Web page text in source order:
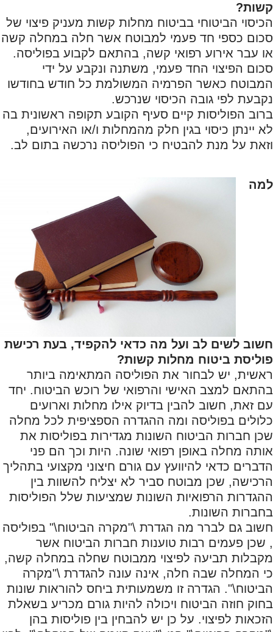
קשות?
הכיסוי הביטוחי בביטוח מחלות קשות מעניק פיצוי של
סכום כספי חד פעמי למבוטח אשר חלה במחלה קשה
או עבר אירוע רפואי קשה, בהתאם לקבוע בפוליסה.
סכום הפיצוי החד פעמי, משתנה ונקבע על ידי
המבוטח כאשר הפרמיה המשולמת כל חודש בחודשו
נקבעת לפי גובה הכיסוי שנרכש.
ברוב הפוליסות קיים סעיף הקובע תקופה ראשונית בה
לא יינתן כיסוי בגין חלק מהמחלות ו/או האירועים,
וזאת על מנת להבטיח כי הפוליסה נרכשה בתום לב.
למה
חשוב לשים לב ועל מה כדאי להקפיד, בעת רכישת
פוליסת ביטוח מחלות קשות?
ראשית, יש לבחור את הפוליסה המתאימה ביותר
בהתאם למצב האישי והרפואי של רוכש הביטוח. יחד
עם זאת, חשוב להבין בדיוק אילו מחלות וארועים
כלולים בפוליסה ומה ההגדרה הספציפית לכל מחלה
שכן חברות הביטוח השונות מגדירות בפוליסות את
אותה מחלה באופן רפואי שונה. היות וכך הם פני
הדברים כדאי להיוועץ עם גורם חיצוני מקצועי בתהליך
הרכישה, שכן מבוטח סביר לא יצליח להשוות בין
ההגדרות הרפואיות השונות שמציעות שלל הפוליסות
בחברות השונות.
חשוב גם לברר מה הגדרת \"מקרה הביטוח\" בפוליסה
, שכן פעמים רבות טוענות חברות הביטוח אשר
מקבלות תביעה לפיצוי ממבוטח שחלה במחלה קשה,
כי המחלה שבה חלה, אינה עונה להגדרת \"מקרה
הביטוח\". הגדרה זו משמעותית ביחס להוראות שונות
בחוק חוזה הביטוח ויכולה להיות גורם מכריע בשאלת
הזכאות לפיצוי. על כן יש להבחין בין פוליסות בהן